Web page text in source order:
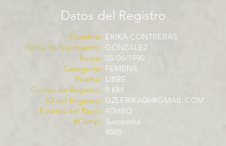
Datos del Registro
Nombre:
Fecha de Nacimiento:
Rama:
Categoría:
Prueba:
Correo de Registro:
ID del Registro:
Estatus del Pago:
#Comp:
ERIKA CONTRERAS
GONZALEZ
05/06/1990
FEMENIL
LIBRE
9 KM
GZLERIKA06@GMAIL.COM
4DHBQ
Successful
4505